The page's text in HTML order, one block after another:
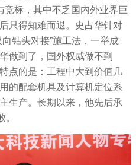
竞标，其中不乏国内外业界巨
只得知难而退。史占华针对
钻头对接”施工法，一举成
做到了，国外权威做不到
点的是：工程中大到价值几
的配套机具及计算机定位系
生产。长期以来，他先后承